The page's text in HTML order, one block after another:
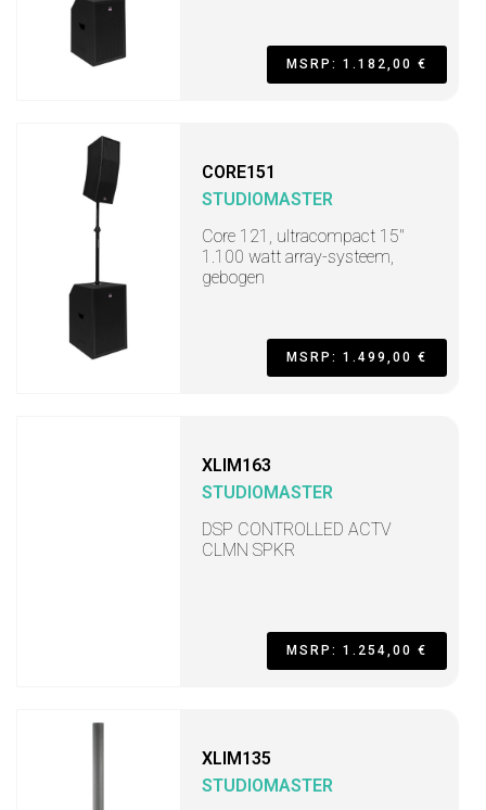
MSRP: 1.182,00 €
CORE151
STUDIOMASTER
Core 121, ultracompact 15"
1.100 watt array-systeem,
gebogen
MSRP: 1.499,00 €
XLIM163
STUDIOMASTER
DSP CONTROLLED ACTV
CLMN SPKR
MSRP: 1.254,00 €
XLIM135
STUDIOMASTER